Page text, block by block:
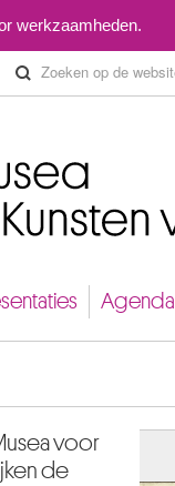
werkzaamheden.
Agenda
voor
de